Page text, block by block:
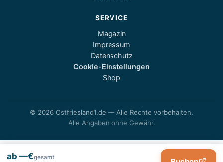
ab —€gesamt
SERVICE
Magazin
Impressum
Datenschutz
Cookie-Einstellungen
Shop
© 2026 Ostfriesland1.de — Alle Rechte vorbehalten.
Alle Angaben ohne Gewähr.